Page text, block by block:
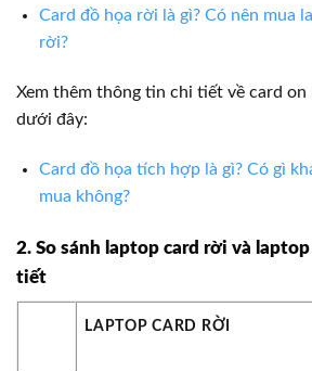
Card đồ họa rời là gì? Có nên mua
rời?
Xem thêm thông tin chi tiết về card
dưới đây:
Card đồ họa tích hợp là gì? Có gì
mua không?
2. So sánh laptop card rời và
tiết
LAPTOP CARD RỜI